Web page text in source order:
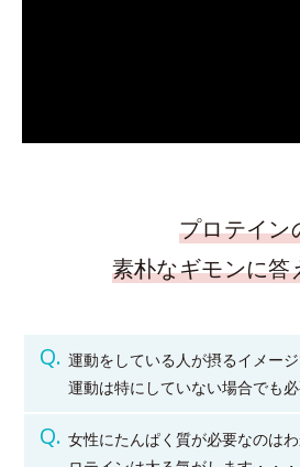
プロテイン
素朴なギモンに答
運動をしている人が摂るイメージ
運動は特にしていない場合でも
女性にたんぱく質が必要なのは